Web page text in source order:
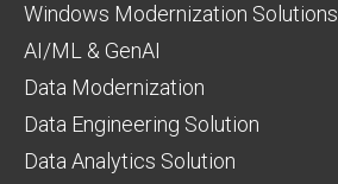
Windows Modernization Solutions
AI/ML & GenAI
Data Modernization
Data Engineering Solution
Data Analytics Solution